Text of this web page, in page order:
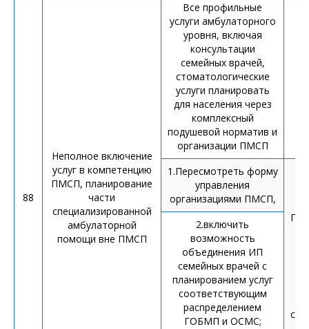
88
Неполное включение
услуг в компетенцию
ПМСП, планирование
части
специализированной
амбулаторной
помощи вне ПМСП
Все профильные
услуги амбулаторного
уровня, включая
консультации
семейных врачей,
стоматологические
услуги планировать
для населения через
комплексный
подушевой норматив и
организации ПМСП
1.Пересмотреть форму
управления
организациями ПМСП,
2.включить
возможность
объединения ИП
семейных врачей с
планированием услуг
соответствующим
распределением
ГОБМП и ОСМС;